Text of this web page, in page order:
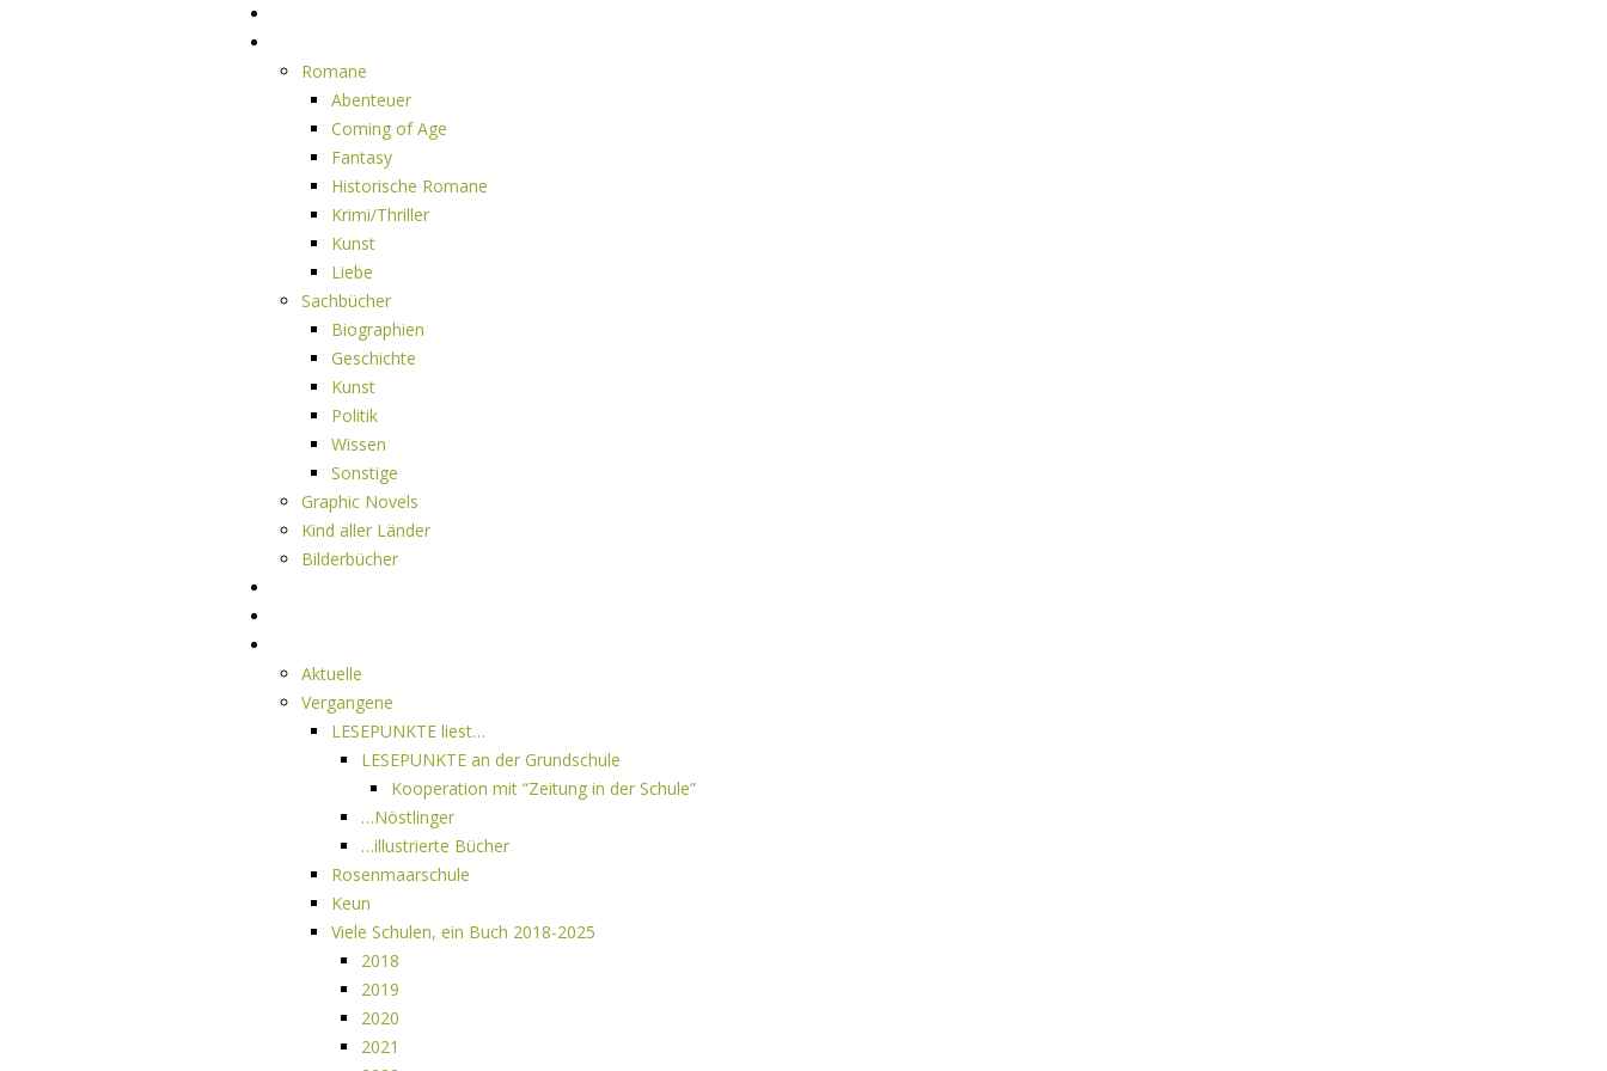
Romane
Abenteuer
Coming of Age
Fantasy
Historische Romane
Krimi/Thriller
Kunst
Liebe
Sachbücher
Biographien
Geschichte
Kunst
Politik
Wissen
Sonstige
Graphic Novels
Kind aller Länder
Bilderbücher
Aktuelle
Vergangene
LESEPUNKTE liest…
LESEPUNKTE an der Grundschule
Kooperation mit “Zeitung in der Schule”
…Nöstlinger
…illustrierte Bücher
Rosenmaarschule
Keun
Viele Schulen, ein Buch 2018-2025
2018
2019
2020
2021